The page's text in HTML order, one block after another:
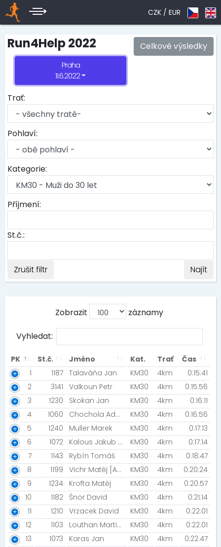
CZK / EUR
Celkové výsledky
Run4Help 2022
Praha
11.6.2022
Trať:
Pohlaví:
Kategorie:
Příjmení:
St.č.:
Zrušit filtr Najít
Zobrazit záznamy
Vyhledat:
PK St.č. Jméno Kat. Trať
Čas
1
1187 Talaváňa Jan KM30 4km
0:15:41
2
3141 Valkoun Petr KM30 4km
0:15:56
3
1230 Skokan Jan KM30 4km
0:16:11
4
1060 Chochola Adam [PSP Sýkora Praha] KM30 4km
0:16:56
5
1240 Muller Marek KM30 4km
0:17:13
6
1072 Kalous Jakub [Kámeni] KM30 4km
0:17:14
7
1143 Rybín Tomáš KM30 4km
0:18:47
8
1199 Vichr Matěj [Avenier] KM30 4km
0:20:24
9
1234 Krofta Matěj KM30 4km
0:20:57
10
1182 Šnor David KM30 4km
0:21:14
11
1210 Vrzacek David KM30 4km
0:22:01
12
1103 Louthan Martin [RCNL] KM30 4km
0:22:01
13
1073 Karas Jan KM30 4km
0:22:47